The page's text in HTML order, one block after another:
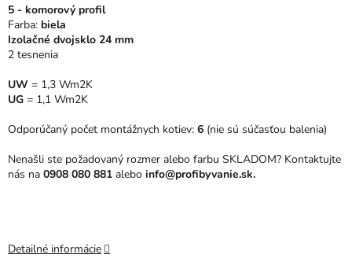
5 - komorový profil
Farba: biela
Izolačné dvojsklo 24 mm
2 tesnenia
UW = 1,3 Wm2K
UG = 1,1 Wm2K
Odporúčaný počet montážnych kotiev: 6 (nie sú súčasťou balenia)
Nenašli ste požadovaný rozmer alebo farbu SKLADOM? Kontaktujte
nás na 0908 080 881 alebo info@profibyvanie.sk.
Detailné informácie